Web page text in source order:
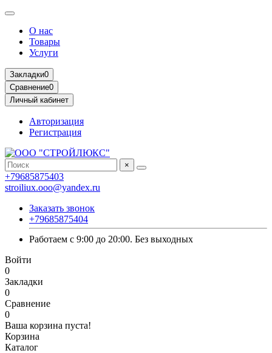
О нас
Товары
Услуги
Закладки0
Сравнение0
Личный кабинет
Авторизация
Регистрация
×
+79685875403
stroiliux.ooo@yandex.ru
Заказать звонок
+79685875404
Работаем с 9:00 до 20:00. Без выходных
Войти
0
Закладки
0
Сравнение
0
Ваша корзина пуста!
Корзина
Каталог